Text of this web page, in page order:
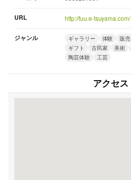
URL http://fuu.e-tsuyama.com/
ジャンル ギャラリー 体験 販売
ギフト
古民家 美術
陶芸体験
工芸
アクセス